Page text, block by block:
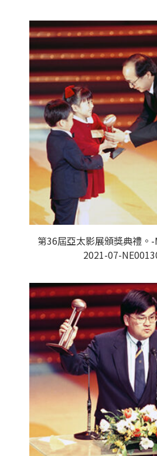
第36屆亞太影展頒獎典禮。-
2021-07-